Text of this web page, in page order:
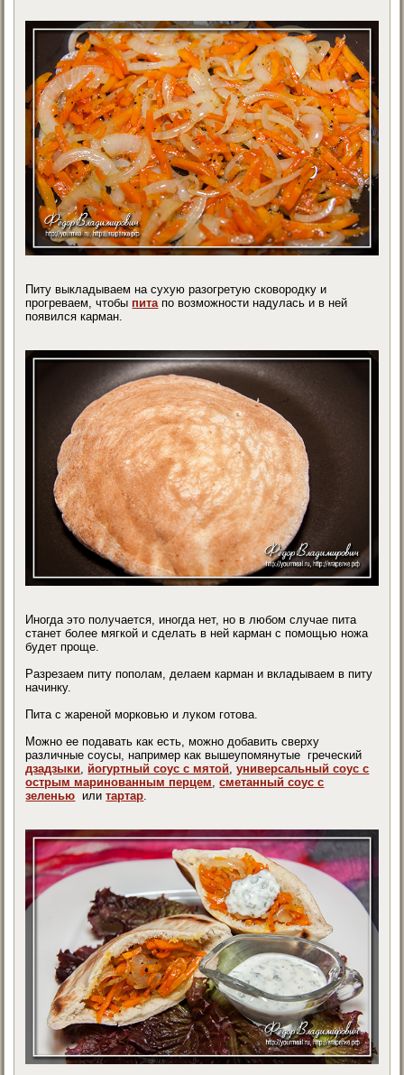
Питу выкладываем на сухую разогретую сковородку и
прогреваем, чтобы питапо возможности надулась и в ней
появился карман.
Иногда это получается, иногда нет, но в любом случае пита
станет более мягкой и сделать в ней карман с помощью ножа
будет проще.
Разрезаем питу пополам, делаем карман и вкладываем в питу
начинку.
Пита с жареной морковью и луком готова.
Можно ее подавать как есть, можно добавить сверху
различные соусы, например как вышеупомянутые греческий
дзадзыки
йогуртный соус с мятой ,универсальный соус с
острым маринованным перцем ,сметанный соус с
зеленью илитартар